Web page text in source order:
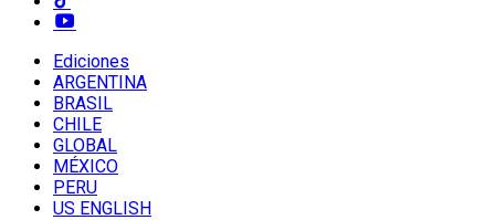
Ediciones
ARGENTINA
BRASIL
CHILE
GLOBAL
MÉXICO
PERU
US ENGLISH